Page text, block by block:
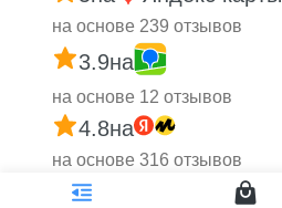
на основе 239 отзывов
3.9на
на основе 12 отзывов
4.8на
на основе 316 отзывов